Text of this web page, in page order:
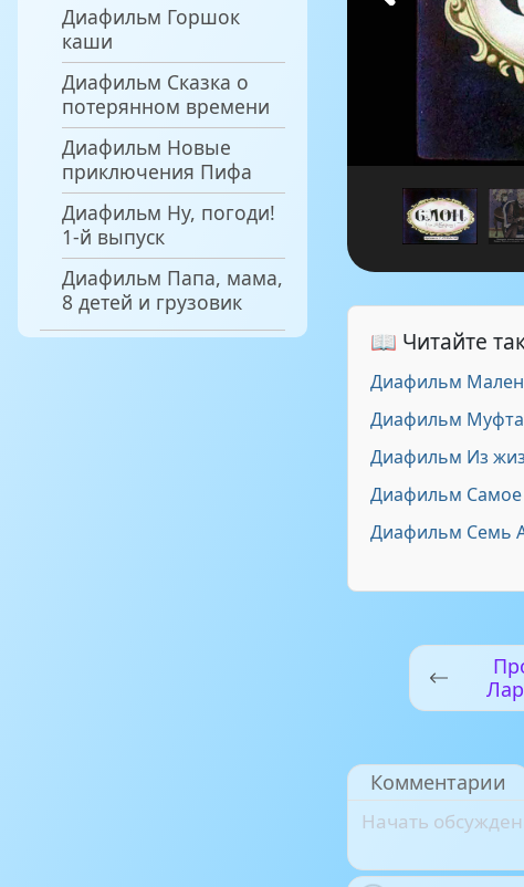
Диафильм Горшок
каши
Диафильм Сказка о
потерянном времени
Диафильм Новые
приключения Пифа
Диафильм Ну, погоди!
1-й выпуск
Диафильм Папа, мама,
8 детей и грузовик
📖 Читайте
Диафильм
Диафильм
Диафильм Из
Диафильм Самое
Диафильм Семь
Комментарии